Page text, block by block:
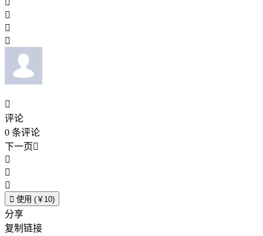




评论
0 条评论
下一页



 使用 (￥10)
分享
复制链接